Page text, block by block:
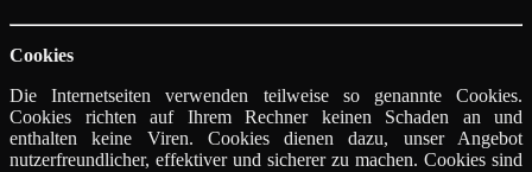
Cookies
Die Internetseiten verwenden teilweise so genannte Cookies.
Cookies richten auf Ihrem Rechner keinen Schaden an und
enthalten keine Viren. Cookies dienen dazu, unser Angebot
nutzerfreundlicher, effektiver und sicherer zu machen. Cookies sind